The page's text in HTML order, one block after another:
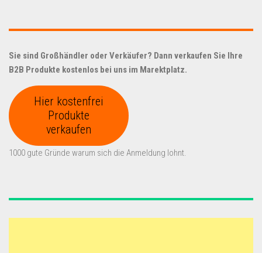
Sie sind Großhändler oder Verkäufer? Dann verkaufen Sie Ihre
B2B Produkte kostenlos bei uns im Marektplatz.
Hier kostenfrei
Produkte
verkaufen
1000 gute Gründe warum sich die Anmeldung lohnt.